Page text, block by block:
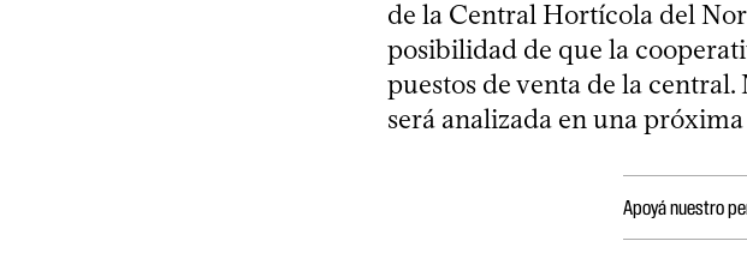
de la Central Hortícola del
posibilidad de que la
puestos de venta de la
será analizada en una
Apoyá nuestro